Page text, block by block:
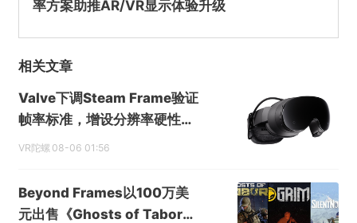
不实信息 违法犯罪
提交
率方案助推AR/VR显示体验升级
相关文章
Valve下调Steam Frame验证
帧率标准，增设分辨率硬性门
槛
VR陀螺 08-06 01:56
Beyond Frames以100万美
元出售《Ghosts of Tabor》